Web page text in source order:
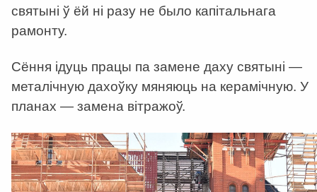
святыні ў ёй ні разу не было капітальнага
рамонту.
Сёння ідуць працы па замене даху святыні —
металічную дахоўку мяняюць на керамічную. У
планах — замена вітражоў.